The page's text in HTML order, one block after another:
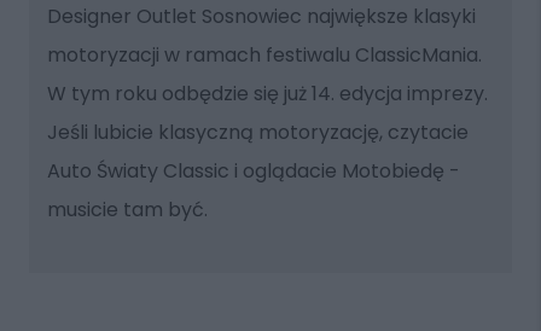
Designer Outlet Sosnowiec największe klasyki
motoryzacji w ramach festiwalu ClassicMania.
W tym roku odbędzie się już 14. edycja imprezy.
Jeśli lubicie klasyczną motoryzację, czytacie
Auto Światy Classic i oglądacie Motobiedę -
musicie tam być.